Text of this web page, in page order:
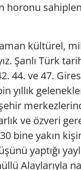
horonu
kültürel,
Şanlı Türk
44. ve 47.
yıllık
ve özveri
bine yakın
yaptığı
Alaylarıyla